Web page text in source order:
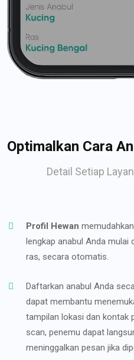
Optimalkan Cara
Detail Setiap
Profil Hewan
lengkap anabul Anda mulai
ras, secara otomatis.
Daftarkan anabul Anda
dapat membantu
tampilan lokasi dan kontak
scan, penemu dapat
meninggalkan pesan jika